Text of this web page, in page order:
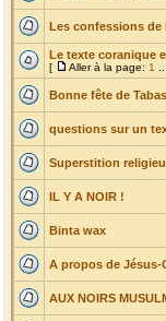
Les confessions de
Le texte coranique
[ Aller à la page: 1
Bonne fête de
questions sur un
Superstition
IL Y A NOIR !
Binta wax
A propos de Jésus-
AUX NOIRS